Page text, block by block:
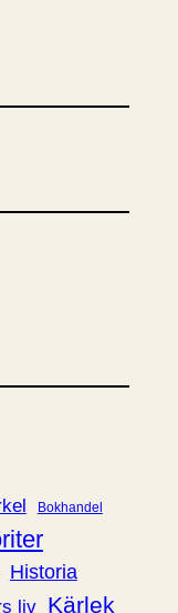
Bokhandel
Historia
liv Kärlek